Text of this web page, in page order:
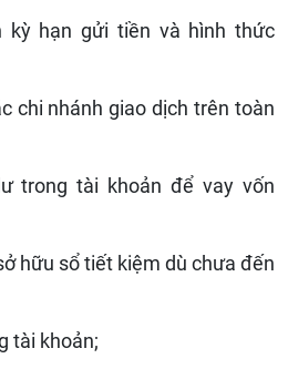
kỳ hạn gửi tiền và hình thức
chi nhánh giao dịch trên toàn
trong tài khoản để vay vốn
hữu sổ tiết kiệm dù chưa đến
tài khoản;